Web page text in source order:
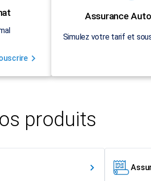
Assurance
Simulez votre tarif et
produits